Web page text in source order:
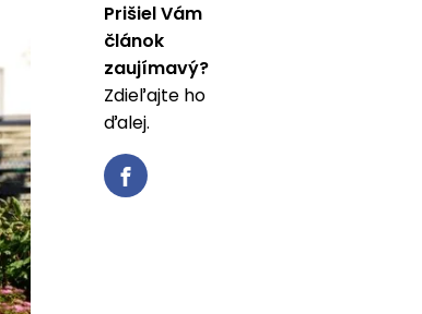
Prišiel Vám
článok
zaujímavý?
Zdieľajte ho
ďalej.